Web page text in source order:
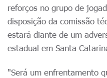
reforços no grupo de
disposição da comissão
estará diante de um
estadual em Santa
"Será um enfrentamento